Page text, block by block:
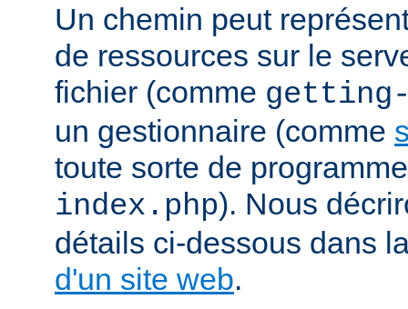
Un chemin peut
de ressources sur le
fichier (comme
un gestionnaire (comme
toute sorte de
index.php). Nous
détails ci-dessous dans
d'un site web.